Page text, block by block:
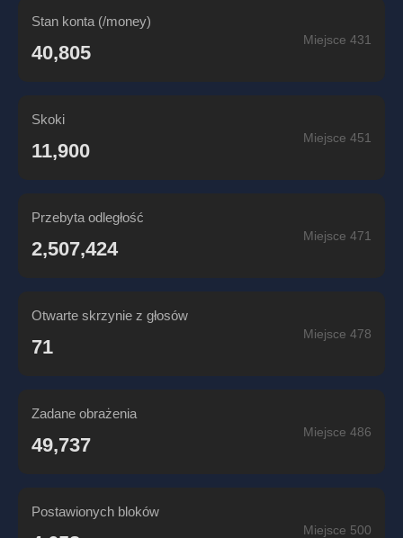
Stan konta (/money)
40,805
Miejsce 431
Skoki
11,900
Miejsce 451
Przebyta odległość
2,507,424
Miejsce 471
Otwarte skrzynie z głosów
71
Miejsce 478
Zadane obrażenia
49,737
Miejsce 486
Postawionych bloków
Miejsce 500